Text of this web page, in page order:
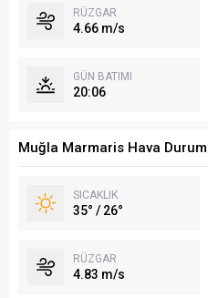
RÜZGAR
4.66 m/s
GÜN BATIMI
20:06
Muğla Marmaris Hava
SICAKLIK
35° / 26°
RÜZGAR
4.83 m/s